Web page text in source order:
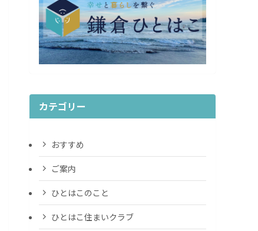
カテゴリー
おすすめ
ご案内
ひとはこのこと
ひとはこ住まいクラブ